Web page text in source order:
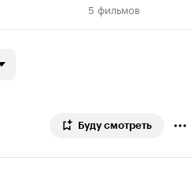
5 фильмов
Буду смотреть